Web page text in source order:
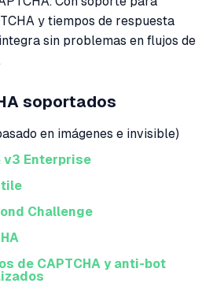
y tiempos de respuesta
sin problemas en flujos de
soportados
en imágenes e invisible)
v3 Enterprise
Challenge
de CAPTCHA y anti-bot